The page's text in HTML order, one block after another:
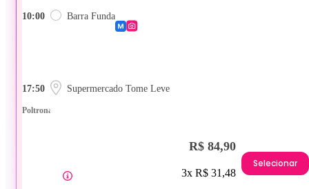
10:00 Barra Funda
17:50 Supermercado Tome Leve
Poltrona
R$ 84,90
3x R$ 31,48
Selecionar